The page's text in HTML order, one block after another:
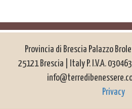
Provincia di Brescia Palazzo
25121 Brescia | Italy P. I.V.A.
Privacy